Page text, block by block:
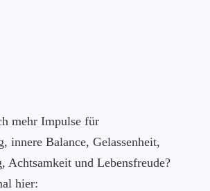
mehr Impulse für
innere Balance, Gelassenheit,
Achtsamkeit und Lebensfreude?
hier: